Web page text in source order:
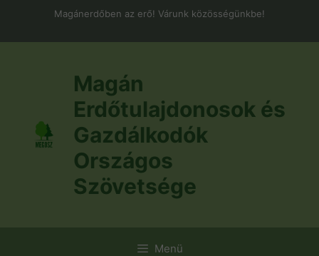
Magánerdőben az erő! Várunk közösségünkbe!
Magán
Erdőtulajdonosok és
Gazdálkodók
Országos
Szövetsége
Menü